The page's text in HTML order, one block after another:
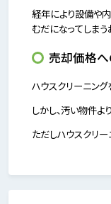
経年により設備や内
むだになってしまう
売却価格
ハウスクリーニング
しかし、汚い物件
ただしハウスクリ